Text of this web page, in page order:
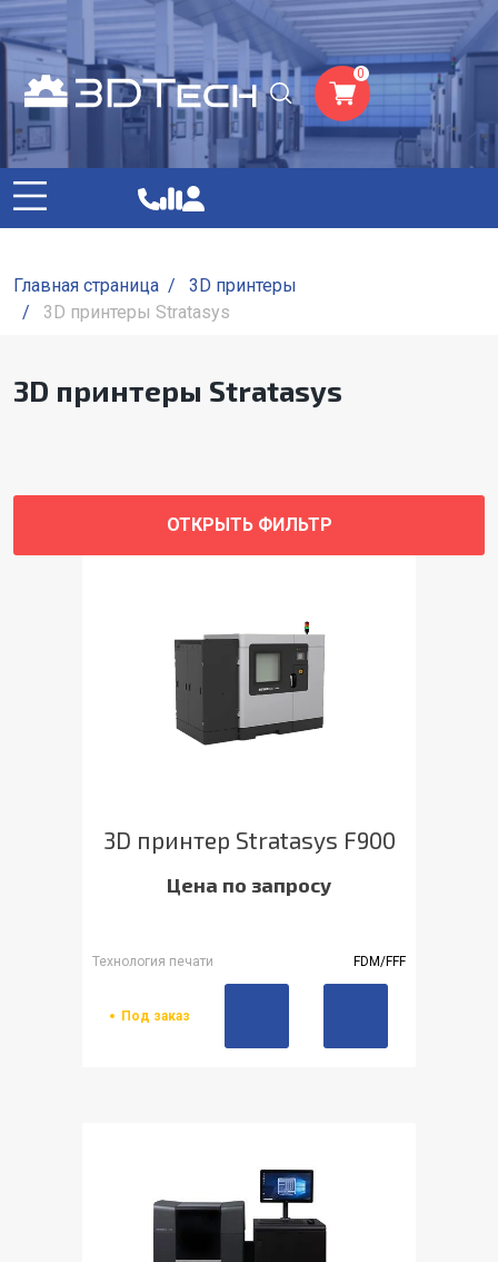
0
Главная страница /
3D принтеры
/
3D принтеры Stratasys
3D принтеры Stratasys
ОТКРЫТЬ ФИЛЬТР
3D принтер Stratasys F900
Цена по запросу
Технология печати FDM/FFF
Под заказ